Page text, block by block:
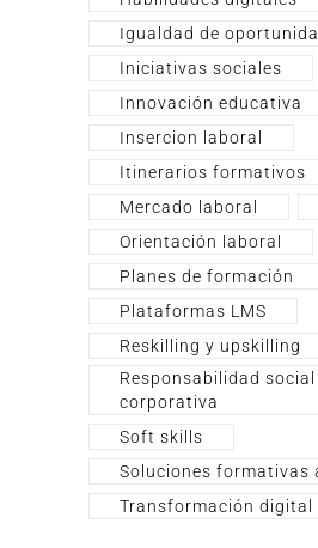
Igualdad de
Iniciativas sociales
Innovación educativa
Insercion laboral
Itinerarios formativos
Mercado laboral
Orientación laboral
Planes de formación
Plataformas LMS
Reskilling y upskilling
Responsabilidad social
corporativa
Soft skills
Soluciones formativas
Transformación digital